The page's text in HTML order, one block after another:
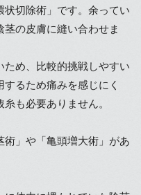
切除術」です。余ってい
の皮膚に縫い合わせま
め、比較的挑戦しやすい
るため痛みを感じにく
も必要ありません。
」や「亀頭増大術」があ